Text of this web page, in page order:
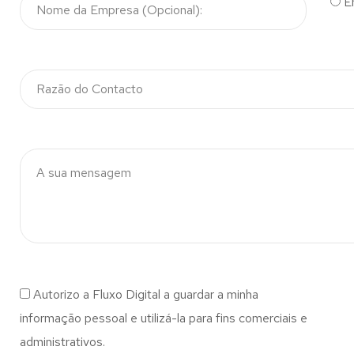
Autorizo a Fluxo Digital a guardar a minha
informação pessoal e utilizá-la para fins comerciais e
administrativos.